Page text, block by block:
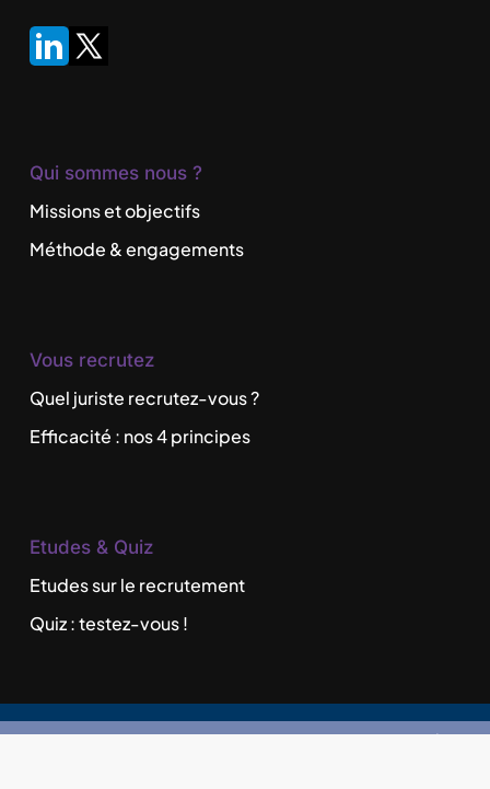
Qui sommes nous ?
Missions et objectifs
Méthode & engagements
Vous recrutez
Quel juriste recrutez-vous ?
Efficacité : nos 4 principes
Etudes & Quiz
Etudes sur le recrutement
Quiz : testez-vous !